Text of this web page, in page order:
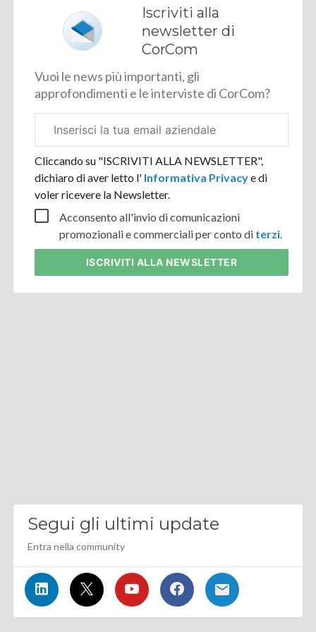
Iscriviti alla
newsletter di
CorCom
Vuoi le news più importanti, gli
approfondimenti e le interviste di CorCom?
aziendale
Cliccando su "ISCRIVITI ALLA NEWSLETTER",
dichiaro di aver letto l' Informativa Privacye di
voler ricevere la Newsletter.
Acconsento all'invio di comunicazioni
promozionali e commerciali per conto di terzi.
ISCRIVITI ALLA NEWSLETTER
Segui gli ultimi update
Entra nella community